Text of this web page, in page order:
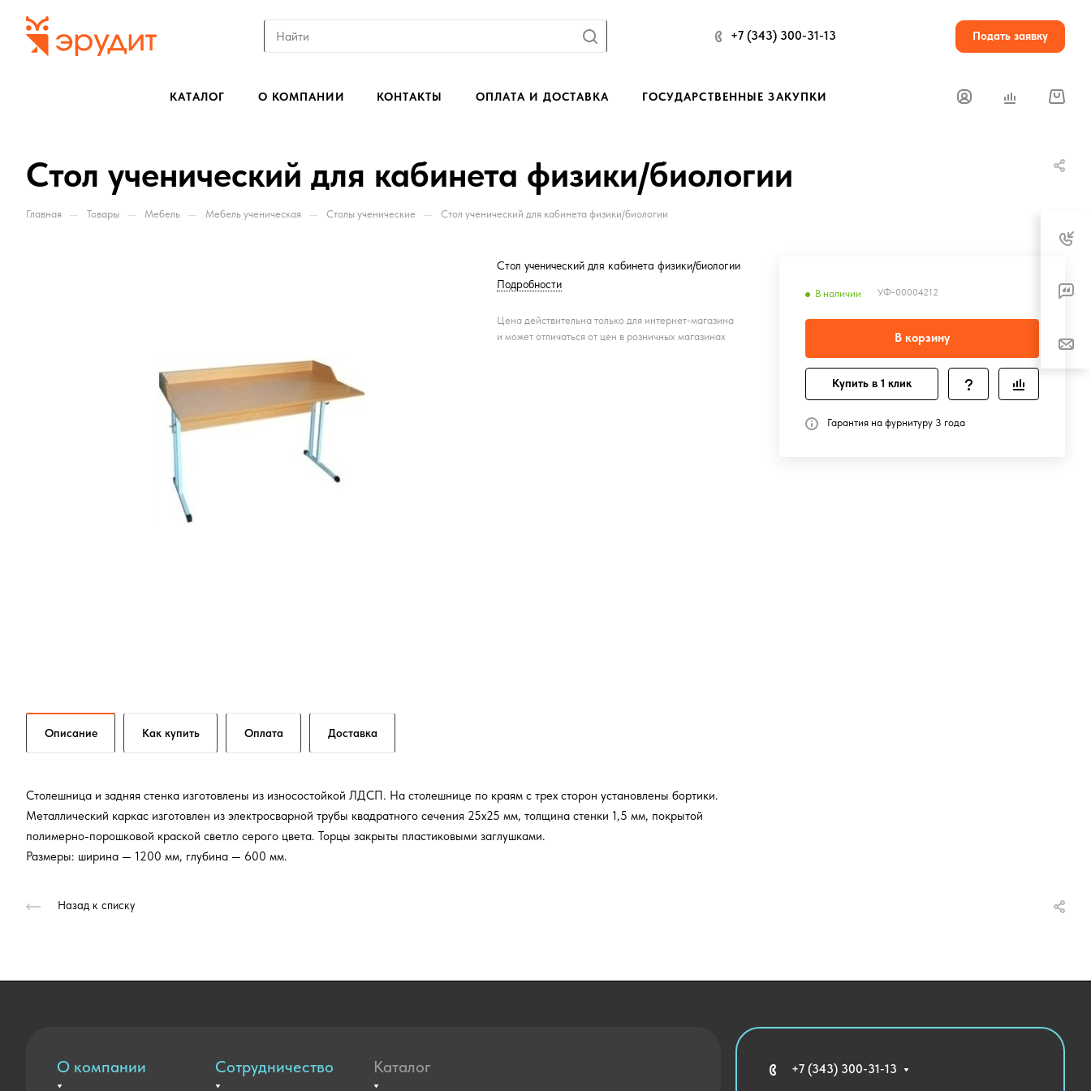
+7 (343) 300-31-13 Подать заявку
КАТАЛОГ О КОМПАНИИ КОНТАКТЫ ОПЛАТА И ДОСТАВКА ГОСУДАРСТВЕННЫЕ ЗАКУПКИ
Стол ученический для кабинета физики/биологии
Главная — Товары — Мебель — Мебель ученическая — Столы ученические — Стол ученический для кабинета физики/биологии
В наличии УФ-00004212
В корзину
Купить в 1 клик
Гарантия на фурнитуру 3 года
Стол ученический для кабинета физики/биологии
Подробности
Цена действительна только для интернет-магазина
и может отличаться от цен в розничных магазинах
Описание Как купить Оплата Доставка
Столешница и задняя стенка изготовлены из износостойкой ЛДСП. На столешнице по краям с трех сторон установлены бортики.
Металлический каркас изготовлен из электросварной трубы квадратного сечения 25х25 мм, толщина стенки 1,5 мм, покрытой
полимерно-порошковой краской светло серого цвета. Торцы закрыты пластиковыми заглушками.
Размеры: ширина — 1200 мм, глубина — 600 мм.
Назад к списку
О компании Сотрудничество Каталог +7 (343) 300-31-13